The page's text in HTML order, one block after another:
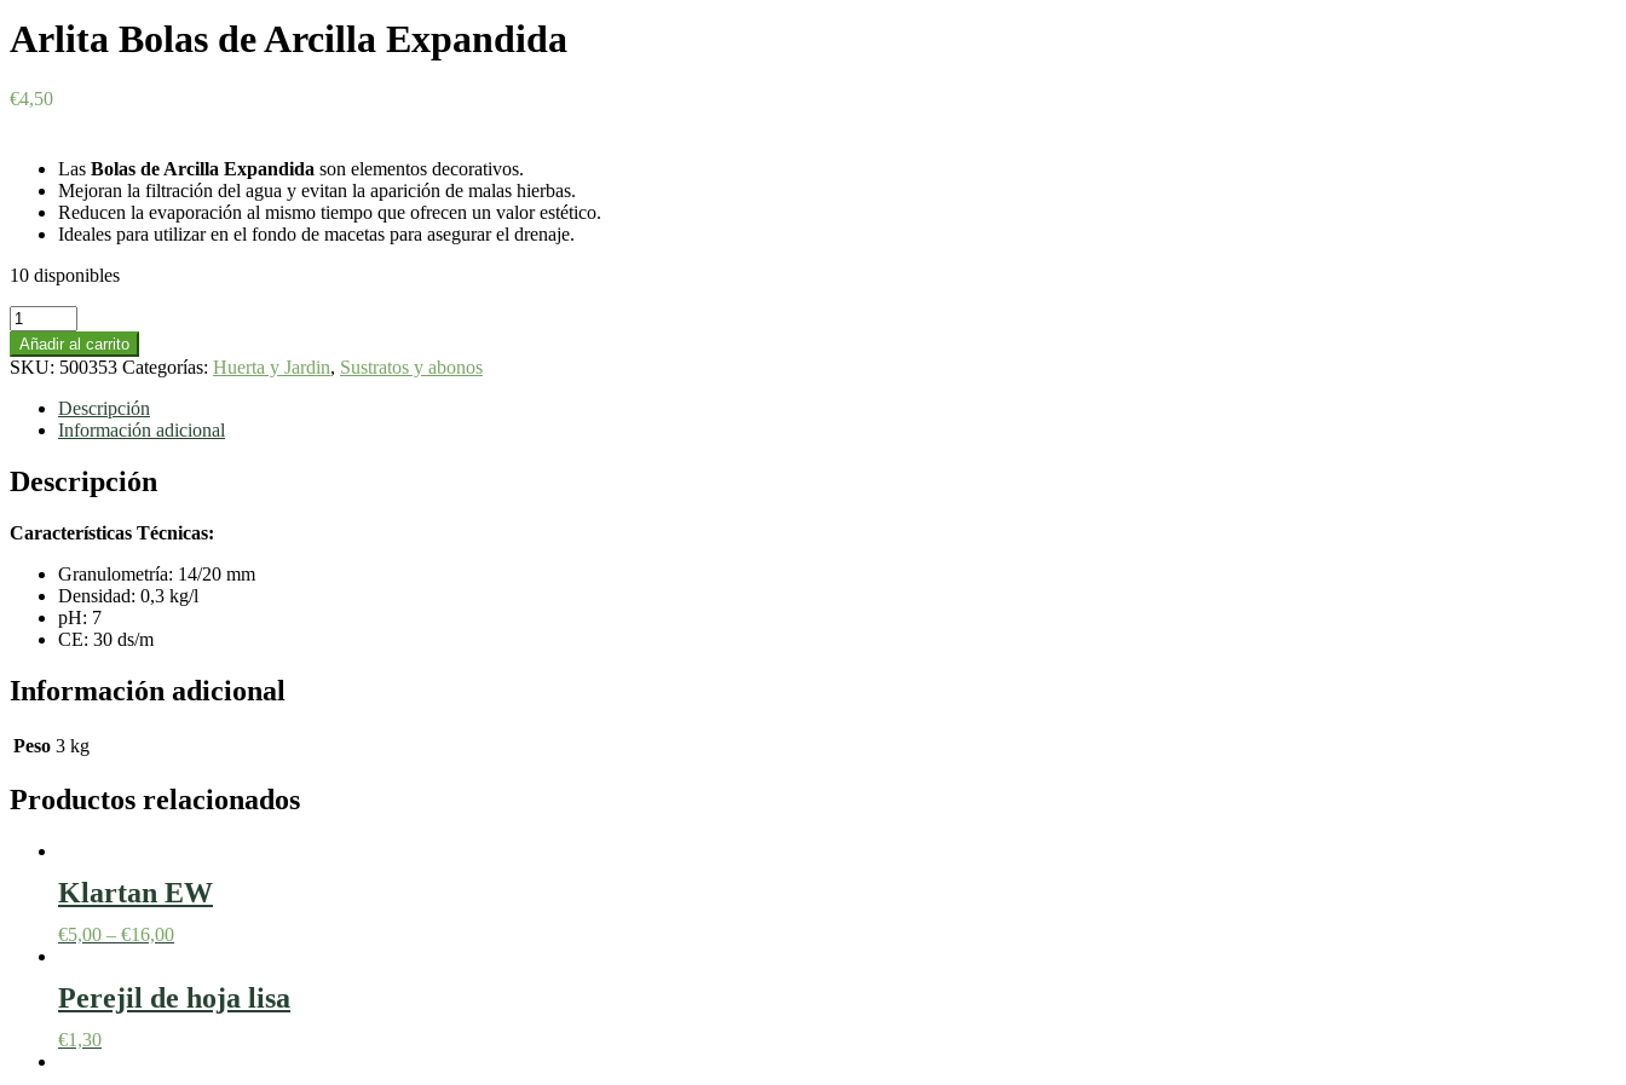
Arlita Bolas de Arcilla Expandida
€4,50
Las Bolas de Arcilla Expandida son elementos decorativos.
Mejoran la filtración del agua y evitan la aparición de malas hierbas.
Reducen la evaporación al mismo tiempo que ofrecen un valor estético.
Ideales para utilizar en el fondo de macetas para asegurar el drenaje.
10 disponibles
Arlita
Bolas
de
Arcilla
Expandida
cantidad
Añadir al carrito
SKU: 500353 Categorías: Huerta y Jardin, Sustratos y abonos
Descripción
Información adicional
Descripción
Características Técnicas:
Granulometría: 14/20 mm
Densidad: 0,3 kg/l
pH: 7
CE: 30 ds/m
Información adicional
Peso 3 kg
Productos relacionados
Klartan EW
€5,00 – €16,00
Perejil de hoja lisa
€1,30